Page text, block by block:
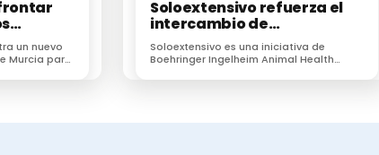
un nuevo
Murcia para
Soloextensivo refuerza el
intercambio de
conocimiento sobre el
vacuno extensivo en su
encuentro anual
Soloextensivo es una iniciativa de
Boehringer Ingelheim Animal Health
espacio de conexión entre profesionales